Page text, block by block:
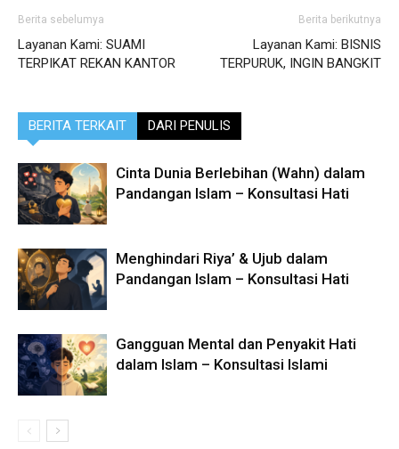
Berita sebelumya
Layanan Kami: SUAMI
TERPIKAT REKAN KANTOR
Berita berikutnya
Layanan Kami: BISNIS
TERPURUK, INGIN BANGKIT
BERITA TERKAIT DARI PENULIS
Cinta Dunia Berlebihan (Wahn) dalam
Pandangan Islam – Konsultasi Hati
Menghindari Riya’ & Ujub dalam
Pandangan Islam – Konsultasi Hati
Gangguan Mental dan Penyakit Hati
dalam Islam – Konsultasi Islami